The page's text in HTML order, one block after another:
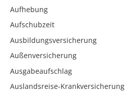
Aufhebung
Aufschubzeit
Ausbildungsversicherung
Außenversicherung
Ausgabeaufschlag
Auslandsreise-Krankversicherung